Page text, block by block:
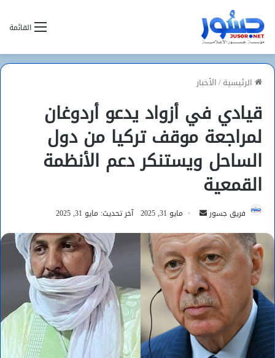
القائمة
الرئيسية/الأخبار
قيادي في أزواد يدعو أردوغان
لمراجعة موقف تركيا من دول
الساحل ويستنكر دعم الأنظمة
القمعية
فريق جسور
أرسل
إلكترونيا
مايو 31, 2025 آخر تحديث: مايو 31, 2025